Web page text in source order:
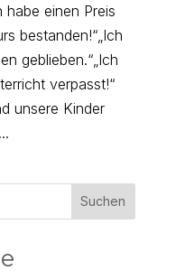
habe einen Preis
bestanden!“„Ich
geblieben.“„Ich
verpasst!“
unsere Kinder
Suchen